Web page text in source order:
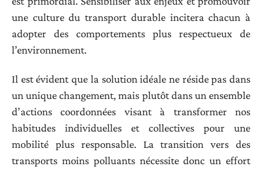
une culture du transport durable incitera chacun à
adopter des comportements plus respectueux de
l’environnement.
Il est évident que la solution idéale ne réside pas dans
un unique changement, mais plutôt dans un ensemble
d’actions coordonnées visant à transformer nos
habitudes individuelles et collectives pour une
mobilité plus responsable. La transition vers des
transports moins polluants nécessite donc un effort